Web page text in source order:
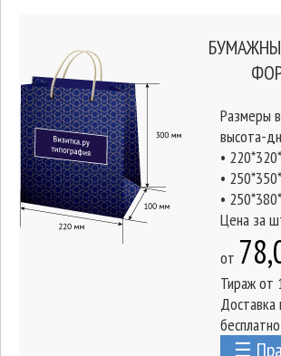
Размеры
высота-
•
•
•
Цена за
от
Тираж от
Доставка
☰